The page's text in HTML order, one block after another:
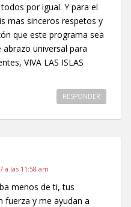
por igual. Y para el
mas sinceros respetos y
que este programa sea
universal para
VIVA LAS ISLAS
RESPONDER
a las 11:58 am
menos de ti, tus
fuerza y me ayudan a